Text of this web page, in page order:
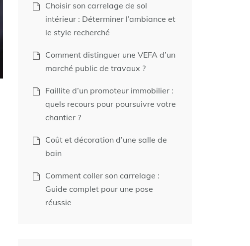
Choisir son carrelage de sol
intérieur : Déterminer l’ambiance et
le style recherché
Comment distinguer une VEFA d’un
marché public de travaux ?
Faillite d’un promoteur immobilier :
quels recours pour poursuivre votre
chantier ?
Coût et décoration d’une salle de
bain
Comment coller son carrelage :
Guide complet pour une pose
réussie